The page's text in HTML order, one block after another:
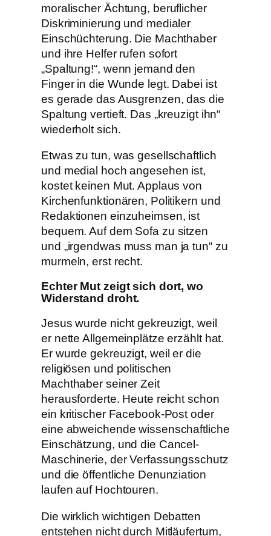
moralischer Ächtung, beruflicher
Diskriminierung und medialer
Einschüchterung. Die Machthaber
und ihre Helfer rufen sofort
„Spaltung!“, wenn jemand den
Finger in die Wunde legt. Dabei ist
es gerade das Ausgrenzen, das die
Spaltung vertieft. Das „kreuzigt ihn“
wiederholt sich.
Etwas zu tun, was gesellschaftlich
und medial hoch angesehen ist,
kostet keinen Mut. Applaus von
Kirchenfunktionären, Politikern und
Redaktionen einzuheimsen, ist
bequem. Auf dem Sofa zu sitzen
und „irgendwas muss man ja tun“ zu
murmeln, erst recht.
Echter Mut zeigt sich dort, wo
Widerstand droht.
Jesus wurde nicht gekreuzigt, weil
er nette Allgemeinplätze erzählt hat.
Er wurde gekreuzigt, weil er die
religiösen und politischen
Machthaber seiner Zeit
herausforderte. Heute reicht schon
ein kritischer Facebook-Post oder
eine abweichende wissenschaftliche
Einschätzung, und die Cancel-
Maschinerie, der Verfassungsschutz
und die öffentliche Denunziation
laufen auf Hochtouren.
Die wirklich wichtigen Debatten
entstehen nicht durch Mitläufertum,